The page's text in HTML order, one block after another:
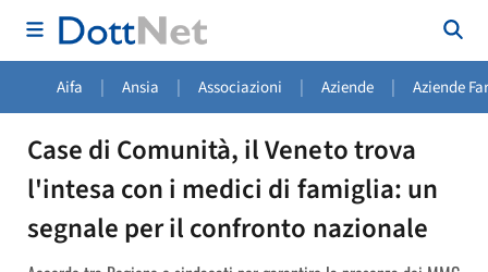
Aifa | Ansia | Associazioni | Aziende | Aziende
Case di Comunità, il Veneto trova
l'intesa con i medici di famiglia: un
segnale per il confronto nazionale